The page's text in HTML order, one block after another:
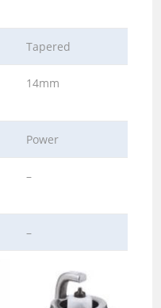
Tapered
14mm
Power
–
–